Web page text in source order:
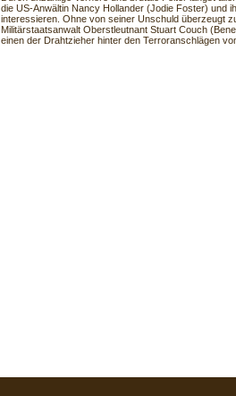
die US-Anwältin Nancy Hollander (Jodie Foster) und
interessieren. Ohne von seiner Unschuld überzeugt
Militärstaatsanwalt Oberstleutnant Stuart Couch
einen der Drahtzieher hinter den Terroranschlägen